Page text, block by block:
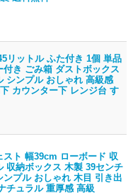
リットル ふた付き 1個 単品
き ごみ箱 ダストボックス
シンプル おしゃれ 高級感
カウンター下 レンジ台 す
スト 幅39cm ローボード 収
収納ボックス 木製 39センチ
ンプル おしゃれ 木目 引き出
チュラル 重厚感 高級